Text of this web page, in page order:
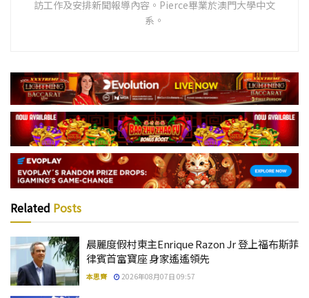
訪工作及安排新聞報導內容。Pierce畢業於澳門大學中文
系。
Related Posts
晨麗度假村東主Enrique Razon Jr 登上福布斯菲
律賓首富寶座 身家遙遙領先
本思齊 2026年08月07日 09:57